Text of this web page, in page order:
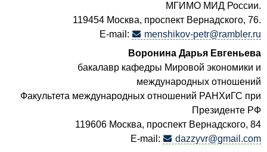
МГИМО МИД России.
119454 Москва, проспект Вернадского, 76.
E-mail:
menshikov-petr@rambler.ru
Воронина Дарья Евгеньева
бакалавр кафедры Мировой экономики и
международных отношений
Факультета международных отношений РАНХиГС при
Президенте РФ
119606 Москва, проспект Вернадского, 84
E-mail:
dazzyvr@gmail.com